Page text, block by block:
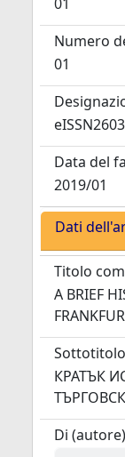
Numero
01
Data del
2019/01
Dati
Titolo
A BRIEF
Sottotitolo
КРАТЪК
Di (autore)